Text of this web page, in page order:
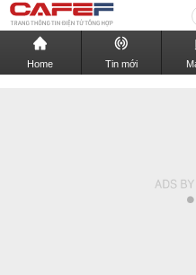
Home Tin mới